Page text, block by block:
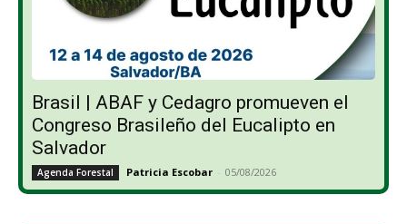
Brasil | ABAF y Cedagro promueven el
Congreso Brasileño del Eucalipto en
Salvador
Agenda Forestal Patricia Escobar - 05/08/2026